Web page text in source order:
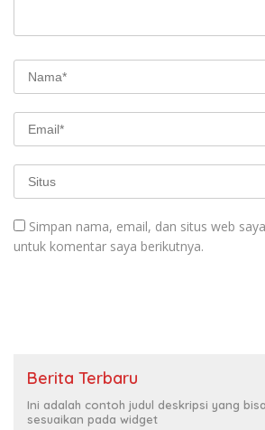
Simpan nama, email, dan situs web
untuk komentar saya berikutnya.
Berita Terbaru
Ini adalah contoh judul deskripsi yang
sesuaikan pada widget